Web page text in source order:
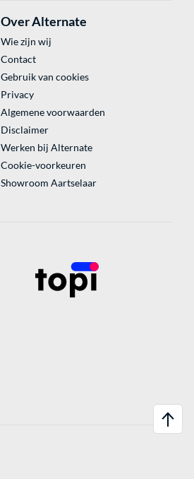
Over Alternate
Wie zijn wij
Contact
Gebruik van cookies
Privacy
Algemene voorwaarden
Disclaimer
Werken bij Alternate
Cookie-voorkeuren
Showroom Aartselaar